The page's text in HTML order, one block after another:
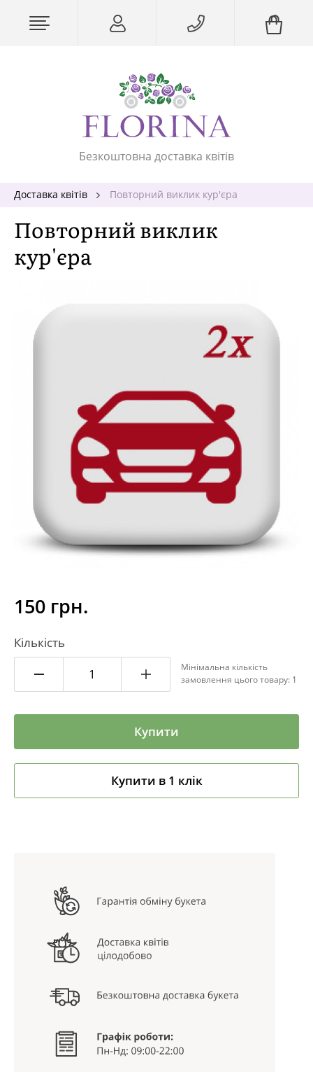
Безкоштовна доставка квітів
Доставка квітів Повторний виклик кур'єра
Повторний виклик
кур'єра
150 грн.
Кількість
Мінімальна кількість
замовлення цього товару: 1
Купити
Купити в 1 клік